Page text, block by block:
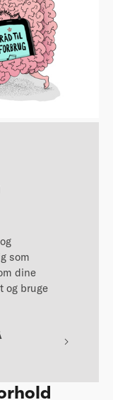
som
dine
og bruge